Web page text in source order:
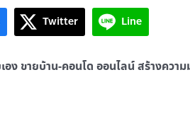
Twitter Line
อง ขายบ้าน-คอนโด ออนไลน์ สร้างคว